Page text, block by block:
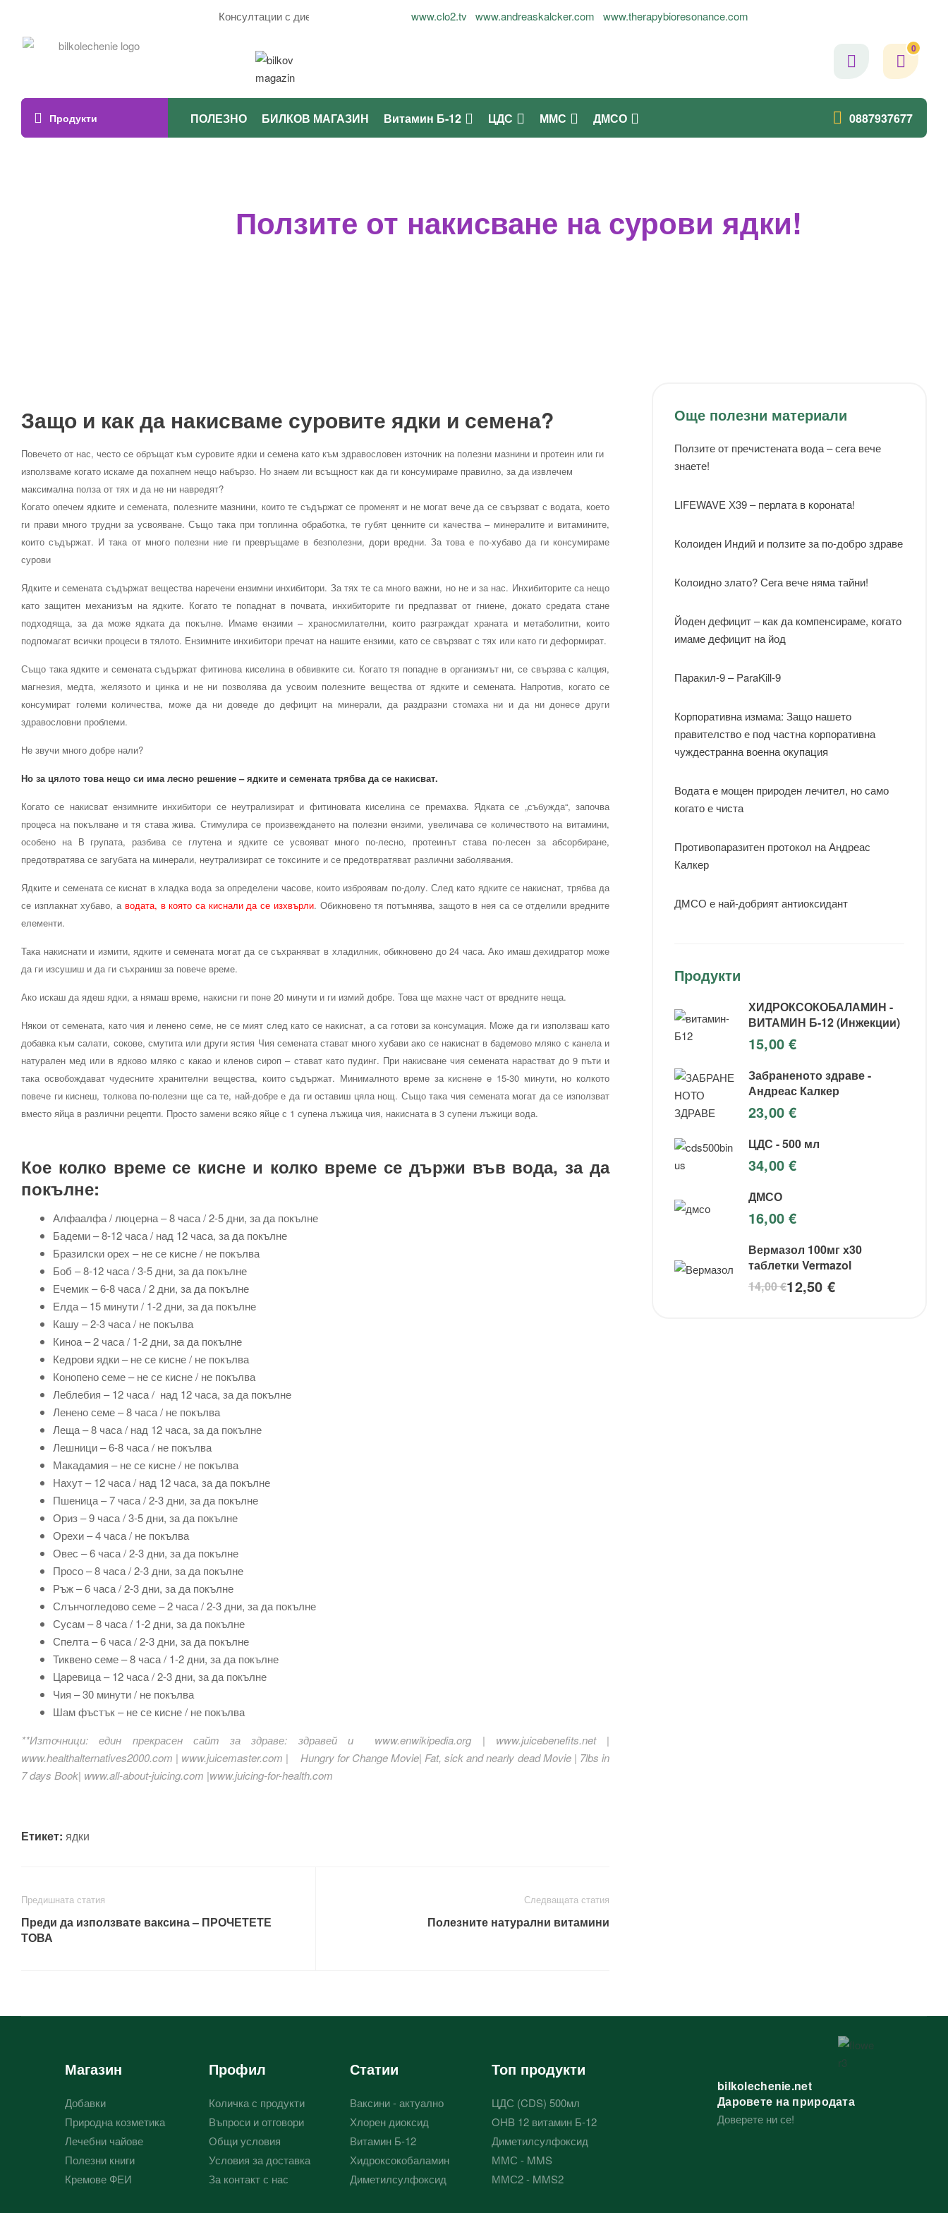
Консултации с диетолог Огнян Симеонов - 0899937677
www.clo2.tv www.andreaskalcker.com www.therapybioresonance.com
0
Продукти ПОЛЕЗНО БИЛКОВ МАГАЗИН Витамин Б-12 ЦДС ММС ДМСО 0887937677
Ползите от накисване на сурови ядки!
Защо и как да накисваме суровите ядки и семена?
Повечето от нас, често се обръщат към суровите ядки и семена като към здравословен източник на полезни мазнини и протеин или ги
използваме когато искаме да похапнем нещо набързо. Но знаем ли всъщност как да ги консумираме правилно, за да извлечем
максимална полза от тях и да не ни навредят?
Когато опечем ядките и семената, полезните мазнини, които те съдържат се променят и не могат вече да се свързват с водата, което
ги прави много трудни за усвояване. Също така при топлинна обработка, те губят ценните си качества – минералите и витамините,
които съдържат. И така от много полезни ние ги превръщаме в безполезни, дори вредни. За това е по-хубаво да ги консумираме
сурови
Ядките и семената съдържат вещества наречени ензимни инхибитори. За тях те са много важни, но не и за нас. Инхибиторите са нещо
като защитен механизъм на ядките. Когато те попаднат в почвата, инхибиторите ги предпазват от гниене, докато средата стане
подходяща, за да може ядката да покълне. Имаме ензими – храносмилателни, които разграждат храната и метаболитни, които
подпомагат всички процеси в тялото. Ензимните инхибитори пречат на нашите ензими, като се свързват с тях или като ги деформират.
Също така ядките и семената съдържат фитинова киселина в обвивките си. Когато тя попадне в организмът ни, се свързва с калция,
магнезия, медта, желязото и цинка и не ни позволява да усвоим полезните вещества от ядките и семената. Напротив, когато се
консумират големи количества, може да ни доведе до дефицит на минерали, да раздразни стомаха ни и да ни донесе други
здравословни проблеми.
Не звучи много добре нали?
Но за цялото това нещо си има лесно решение – ядките и семената трябва да се накисват.
Когато се накисват ензимните инхибитори се неутрализират и фитиновата киселина се премахва. Ядката се „събужда“, започва
процеса на покълване и тя става жива. Стимулира се произвеждането на полезни ензими, увеличава се количеството на витамини,
особено на В групата, разбива се глутена и ядките се усвояват много по-лесно, протеинът става по-лесен за абсорбиране,
предотвратява се загубата на минерали, неутрализират се токсините и се предотвратяват различни заболявания.
Ядките и семената се киснат в хладка вода за определени часове, които изброявам по-долу. След като ядките се накиснат, трябва да
се изплакнат хубаво, а водата, в която са киснали да се изхвърли. Обикновено тя потъмнява, защото в нея са се отделили вредните
елементи.
Така накиснати и измити, ядките и семената могат да се съхраняват в хладилник, обикновено до 24 часа. Ако имаш дехидратор може
да ги изсушиш и да ги съхраниш за повече време.
Ако искаш да ядеш ядки, а нямаш време, накисни ги поне 20 минути и ги измий добре. Това ще махне част от вредните неща.
Някои от семената, като чия и ленено семе, не се мият след като се накиснат, а са готови за консумация. Може да ги използваш като
добавка към салати, сокове, смутита или други ястия Чия семената стават много хубави ако се накиснат в бадемово мляко с канела и
натурален мед или в ядково мляко с какао и кленов сироп – стават като пудинг. При накисване чия семената нарастват до 9 пъти и
така освобождават чудесните хранителни вещества, които съдържат. Минималното време за киснене е 15-30 минути, но колкото
повече ги киснеш, толкова по-полезни ще са те, най-добре е да ги оставиш цяла нощ. Също така чия семената могат да се използват
вместо яйца в различни рецепти. Просто замени всяко яйце с 1 супена лъжица чия, накисната в 3 супени лъжици вода.
Кое колко време се кисне и колко време се държи във вода, за да
покълне:
Алфаалфа / люцерна – 8 часа / 2-5 дни, за да покълне
Бадеми – 8-12 часа / над 12 часа, за да покълне
Бразилски орех – не се кисне / не покълва
Боб – 8-12 часа / 3-5 дни, за да покълне
Ечемик – 6-8 часа / 2 дни, за да покълне
Елда – 15 минути / 1-2 дни, за да покълне
Кашу – 2-3 часа / не покълва
Киноа – 2 часа / 1-2 дни, за да покълне
Кедрови ядки – не се кисне / не покълва
Конопено семе – не се кисне / не покълва
Леблебия – 12 часа / над 12 часа, за да покълне
Ленено семе – 8 часа / не покълва
Леща – 8 часа / над 12 часа, за да покълне
Лешници – 6-8 часа / не покълва
Макадамия – не се кисне / не покълва
Нахут – 12 часа / над 12 часа, за да покълне
Пшеница – 7 часа / 2-3 дни, за да покълне
Ориз – 9 часа / 3-5 дни, за да покълне
Орехи – 4 часа / не покълва
Овес – 6 часа / 2-3 дни, за да покълне
Просо – 8 часа / 2-3 дни, за да покълне
Ръж – 6 часа / 2-3 дни, за да покълне
Слънчогледово семе – 2 часа / 2-3 дни, за да покълне
Сусам – 8 часа / 1-2 дни, за да покълне
Спелта – 6 часа / 2-3 дни, за да покълне
Тиквено семе – 8 часа / 1-2 дни, за да покълне
Царевица – 12 часа / 2-3 дни, за да покълне
Чия – 30 минути / не покълва
Шам фъстък – не се кисне / не покълва
**Източници: един прекрасен сайт за здраве: здравей и www.enwikipedia.org | www.juicebenefits.net |
www.healthalternatives2000.com | www.juicemaster.com | Hungry for Change Movie| Fat, sick and nearly dead Movie | 7lbs in
7 days Book| www.all-about-juicing.com |www.juicing-for-health.com
Етикет: ядки
Предишната статия
Преди да използвате ваксина – ПРОЧЕТЕТЕ
ТОВА
Следващата статия
Полезните натурални витамини
Още полезни материали
Ползите от пречистената вода – сега вече
знаете!
LIFEWAVE Х39 – перлата в короната!
Колоиден Индий и ползите за по-добро здраве
Колоидно злато? Сега вече няма тайни!
Йоден дефицит – как да компенсираме, когато
имаме дефицит на йод
Паракил-9 – ParaKill-9
Корпоративна измама: Защо нашето
правителство е под частна корпоративна
чуждестранна военна окупация
Водата е мощен природен лечител, но само
когато е чиста
Противопаразитен протокол на Андреас
Калкер
ДМСО е най-добрият антиоксидант
Продукти
ХИДРОКСОКОБАЛАМИН -
ВИТАМИН Б-12 (Инжекции)
15,00€
Забраненото здраве -
Андреас Калкер
23,00€
ЦДС - 500 мл
34,00€
ДМСО
16,00€
Вермазол 100мг х30
таблетки Vermazol
14,00€12,50 €
Магазин
Добавки
Природна козметика
Лечебни чайове
Полезни книги
Кремове ФЕИ
Профил
Количка с продукти
Въпроси и отговори
Общи условия
Условия за доставка
За контакт с нас
Статии
Ваксини - актуално
Хлорен диоксид
Витамин Б-12
Хидроксокобаламин
Диметилсулфоксид
Топ продукти
ЦДС (CDS) 500мл
OHB 12 витамин Б-12
Диметилсулфоксид
ММС - MMS
ММС2 - MMS2
bilkolechenie.net
Даровете на природата
Доверете ни се!